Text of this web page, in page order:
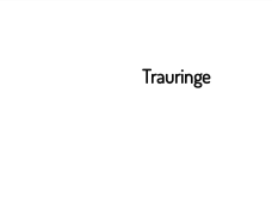
Trauringe